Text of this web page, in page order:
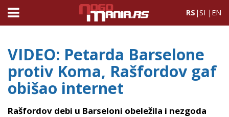
RS |SI | EN
VIDEO: Petarda Barselone
protiv Koma, Rašfordov gaf
obišao internet
Rašfordov debi u Barseloni obeležila i nezgoda